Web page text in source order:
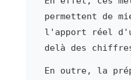
permettent de
l'apport réel
delà des
En outre, la